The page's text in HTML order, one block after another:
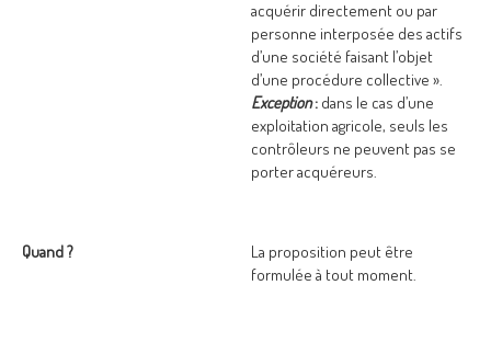
acquérir directement ou par
personne interposée des actifs
d’une société faisant l’objet
d’une procédure collective ».
Exception: dans le cas d’une
exploitation agricole, seuls les
contrôleurs ne peuvent pas se
porter acquéreurs.
Quand ?
La proposition peut être
formulée à tout moment.